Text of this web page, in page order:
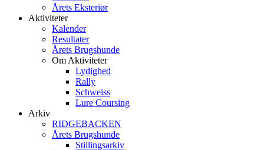
Årets Eksteriør
Aktiviteter
Kalender
Resultater
Årets Brugshunde
Om Aktiviteter
Lydighed
Rally
Schweiss
Lure Coursing
Arkiv
RIDGEBACKEN
Årets Brugshunde
Stillingsarkiv